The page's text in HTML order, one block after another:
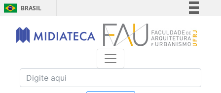
BRASIL
Simplifique!
Comunica BR
Acesso à informação